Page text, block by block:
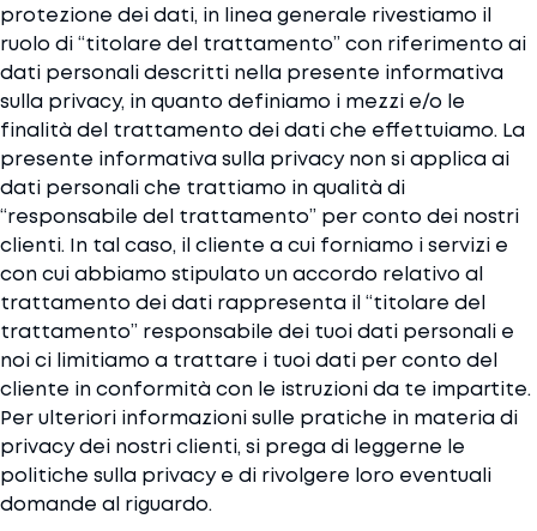
protezione dei dati, in linea generale rivestiamo il
ruolo di “titolare del trattamento” con riferimento ai
dati personali descritti nella presente informativa
sulla privacy, in quanto definiamo i mezzi e/o le
finalità del trattamento dei dati che effettuiamo. La
presente informativa sulla privacy non si applica ai
dati personali che trattiamo in qualità di
“responsabile del trattamento” per conto dei nostri
clienti. In tal caso, il cliente a cui forniamo i servizi e
con cui abbiamo stipulato un accordo relativo al
trattamento dei dati rappresenta il “titolare del
trattamento” responsabile dei tuoi dati personali e
noi ci limitiamo a trattare i tuoi dati per conto del
cliente in conformità con le istruzioni da te impartite.
Per ulteriori informazioni sulle pratiche in materia di
privacy dei nostri clienti, si prega di leggerne le
politiche sulla privacy e di rivolgere loro eventuali
domande al riguardo.